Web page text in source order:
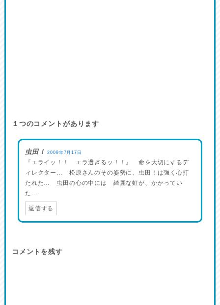
１つのコメントがあります
虫田！ 2009年7月17日
『エライッ！！ エラ過ぎるッ！！』 命を大切にするデ
ィレクター… 松原さんのその姿勢に、虫田！は強く心打
たれた… 虫田の心の中には 綺麗な虹が、かかってい
た…
返信する
コメントを残す